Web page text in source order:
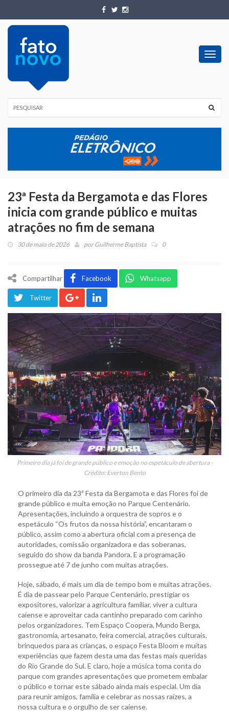
23ª Festa da Bergamota e das Flores
inicia com grande público e muitas
atrações no fim de semana
30 de maio de 2026 porGuilherme Baptista 0
Compartilhar Facebook Whatsapp
Twitter
Primeiro dia já foi de grande público e emoção no espetáculo de abertura -
Crédito: Everton Bento
O primeiro dia da 23ª Festa da Bergamota e das Flores foi de
grande público e muita emoção no Parque Centenário.
Apresentações, incluindo a orquestra de sopros e o
espetáculo “Os frutos da nossa história”, encantaram o
público, assim como a abertura oficial com a presença de
autoridades, comissão organizadora e das soberanas,
seguido do show da banda Pandora. E a programação
prossegue até 7 de junho com muitas atrações.
Hoje, sábado, é mais um dia de tempo bom e muitas atrações.
É dia de passear pelo Parque Centenário, prestigiar os
expositores, valorizar a agricultura familiar, viver a cultura
caiense e aproveitar cada cantinho preparado com carinho
pelos organizadores. Tem Espaço Coopera, Mundo Berga,
gastronomia, artesanato, feira comercial, atrações culturais,
brinquedos para as crianças, o espaço Festa Bloom e muitas
experiências que fazem desta uma das festas mais queridas
do Rio Grande do Sul. E claro, hoje a música toma conta do
parque com grandes apresentações que prometem embalar
o público e tornar este sábado ainda mais especial. Um dia
para reunir amigos, família e celebrar as nossas raízes, a
nossa cultura e o orgulho de ser caiense.